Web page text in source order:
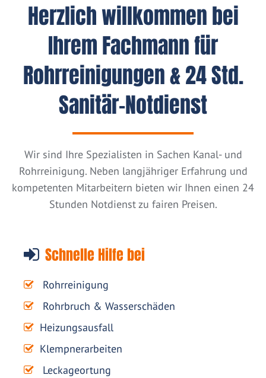
Herzlich willkommen bei
Ihrem Fachmann für
Rohrreinigungen & 24 Std.
Sanitär-Notdienst
Wir sind Ihre Spezialisten in Sachen Kanal- und
Rohrreinigung. Neben langjähriger Erfahrung und
kompetenten Mitarbeitern bieten wir Ihnen einen 24
Stunden Notdienst zu fairen Preisen.
Schnelle Hilfe bei
Rohrreinigung
Rohrbruch & Wasserschäden
Heizungsausfall
Klempnerarbeiten
Leckageortung